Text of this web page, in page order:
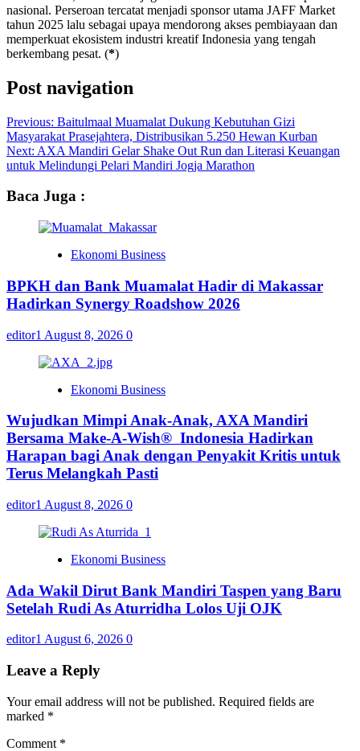
nasional. Perseroan tercatat menjadi sponsor utama JAFF Market
tahun 2025 lalu sebagai upaya mendorong akses pembiayaan dan
memperkuat ekosistem industri kreatif Indonesia yang tengah
berkembang pesat. (*)
Post navigation
Previous: Baitulmaal Muamalat Dukung Kebutuhan Gizi
Masyarakat Prasejahtera, Distribusikan 5.250 Hewan Kurban
Next: AXA Mandiri Gelar Shake Out Run dan Literasi Keuangan
untuk Melindungi Pelari Mandiri Jogja Marathon
Baca Juga :
Ekonomi Business
BPKH dan Bank Muamalat Hadir di Makassar
Hadirkan Synergy Roadshow 2026
editor1 August 8, 2026 0
Ekonomi Business
Wujudkan Mimpi Anak-Anak, AXA Mandiri
Bersama Make-A-Wish® Indonesia Hadirkan
Harapan bagi Anak dengan Penyakit Kritis untuk
Terus Melangkah Pasti
editor1 August 8, 2026 0
Ekonomi Business
Ada Wakil Dirut Bank Mandiri Taspen yang Baru
Setelah Rudi As Aturridha Lolos Uji OJK
editor1 August 6, 2026 0
Leave a Reply
Your email address will not be published. Required fields are
marked *
Comment *